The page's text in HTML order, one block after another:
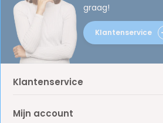
graag!
Klantenservice
Klantenservice
Mijn account